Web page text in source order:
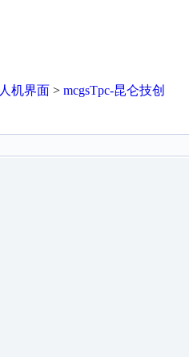
人机界面 > mcgsTpc-昆仑技创